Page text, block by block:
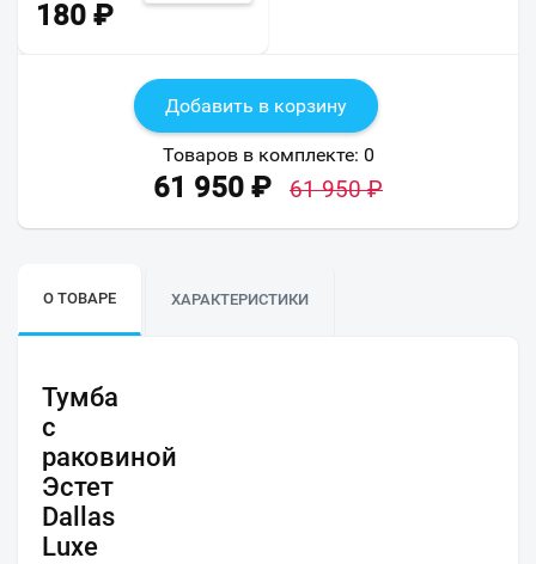
180 ₽
Добавить в корзину
Товаров в комплекте: 0
61 950 ₽ 61 950₽
О ТОВАРЕ ХАРАКТЕРИСТИКИ
Тумба
с
раковиной
Эстет
Dallas
Luxe